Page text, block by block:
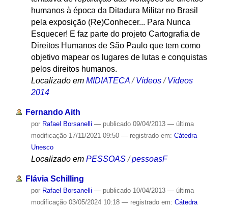
humanos à época da Ditadura Militar no Brasil
pela exposição (Re)Conhecer... Para Nunca
Esquecer! E faz parte do projeto Cartografia de
Direitos Humanos de São Paulo que tem como
objetivo mapear os lugares de lutas e conquistas
pelos direitos humanos.
Localizado em MIDIATECA / Vídeos / Vídeos
2014
Fernando Aith
por Rafael Borsanelli — publicado09/04/2013 — última
modificação17/11/2021 09:50 — registrado em: Cátedra
Unesco
Localizado em PESSOAS /pessoasF
Flávia Schilling
por Rafael Borsanelli — publicado10/04/2013 — última
modificação03/05/2024 10:18 — registrado em: Cátedra